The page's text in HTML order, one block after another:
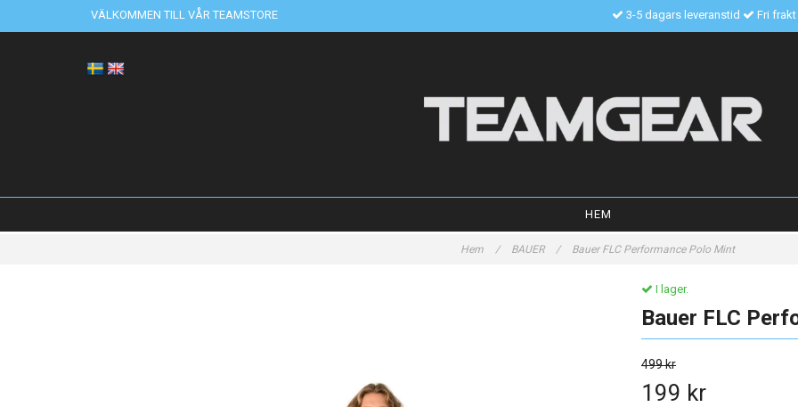
VÄLKOMMEN TILL VÅR TEAMSTORE 3-5 dagars leveranstid Fri
HEM
Hem / BAUER / Bauer FLC Performance Polo Mint
I lager.
Bauer FLC
499 kr
199 kr